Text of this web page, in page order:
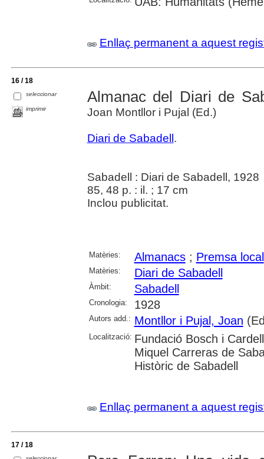
Enllaç permanent a aquest
16 / 18
seleccionar
imprimir
Almanac del Diari de
Joan Montllor i Pujal (Ed.)
Diari de Sabadell.
Sabadell : Diari de Sabadell, 1928
85, 48 p. : il. ; 17 cm
Inclou publicitat.
Matèries: Almanacs; Premsa local
Matèries: Diari de Sabadell
Àmbit: Sabadell
Cronologia: 1928
Autors add.: Montllor i Pujal, Joan
Localització: Fundació Bosch i
Miquel Carreras de
Històric de Sabadell
Enllaç permanent a aquest
17 / 18